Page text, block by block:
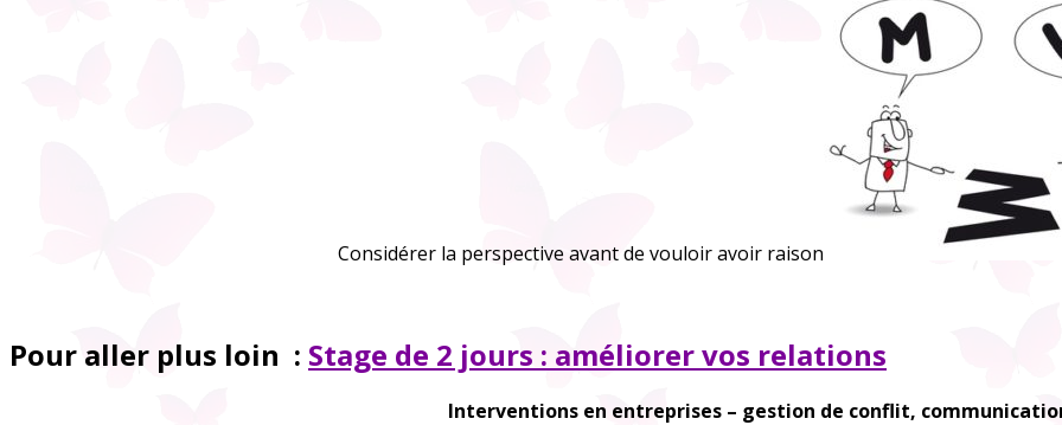
Considérer la perspective avant de vouloir avoir raison
Pour aller plus loin : Stage de 2 jours : améliorer vos relations
Interventions en entreprises – gestion de conflit,